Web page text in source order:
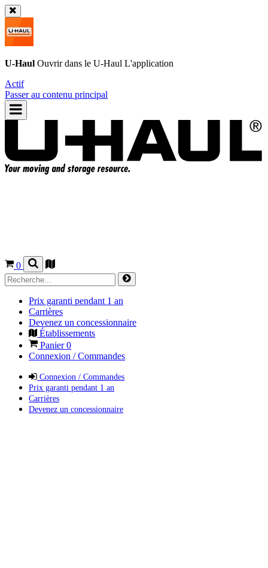
U-Haul Ouvrir dans le U-Haul L'application
Actif
Passer au contenu principal
0
Prix garanti pendant 1 an
Carrières
Devenez un concessionnaire
Établissements
Panier0
Connexion / Commandes
Connexion / Commandes
Prix garanti pendant 1 an
Carrières
Devenez un concessionnaire